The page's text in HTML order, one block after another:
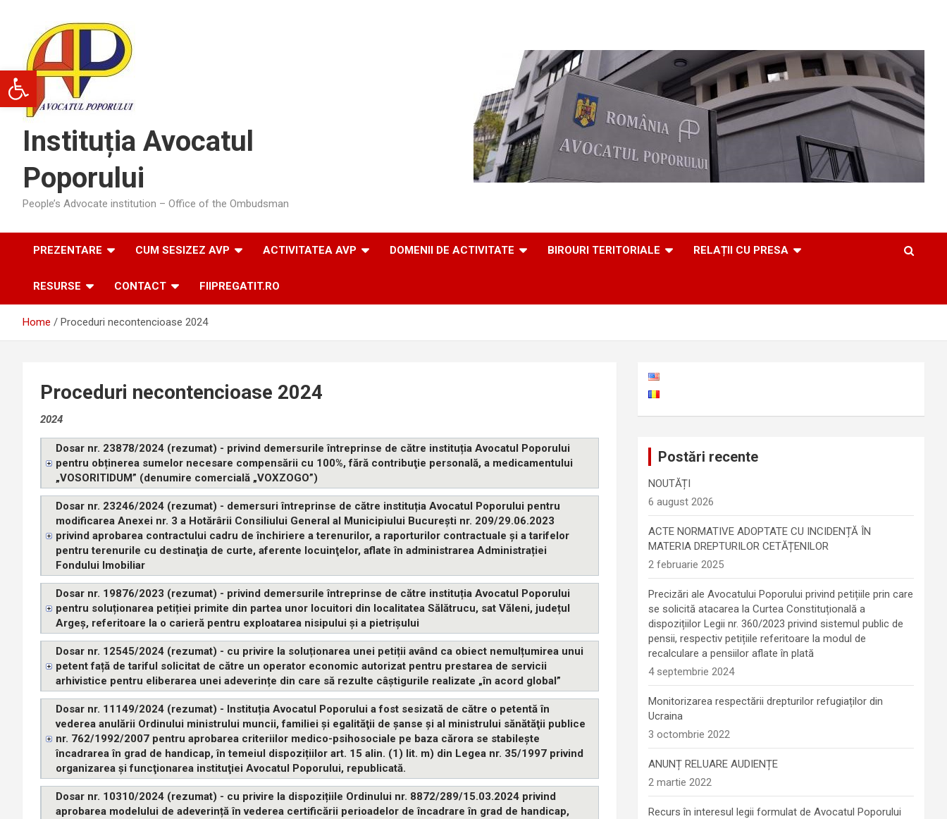
Deschide bara de unelte
Instituția Avocatul
Poporului
People’s Advocate institution – Office of the Ombudsman
PREZENTARE CUM SESIZEZ AVP ACTIVITATEA AVP DOMENII DE ACTIVITATE BIROURI TERITORIALE RELAȚII CU PRESA
RESURSE CONTACT FIIPREGATIT.RO
Home Proceduri necontencioase 2024
Proceduri necontencioase 2024
2024
Dosar nr. 23878/2024 (rezumat) - privind demersurile întreprinse de către instituția Avocatul Poporului
pentru obținerea sumelor necesare compensării cu 100%, fără contribuţie personală, a medicamentului
„VOSORITIDUM” (denumire comercială „VOXZOGO”)
Dosar nr. 23246/2024 (rezumat) - demersuri întreprinse de către instituția Avocatul Poporului pentru
modificarea Anexei nr. 3 a Hotărârii Consiliului General al Municipiului București nr. 209/29.06.2023
privind aprobarea contractului cadru de închiriere a terenurilor, a raporturilor contractuale şi a tarifelor
pentru terenurile cu destinaţia de curte, aferente locuinţelor, aflate în administrarea Administrației
Fondului Imobiliar
Dosar nr. 19876/2023 (rezumat) - privind demersurile întreprinse de către instituția Avocatul Poporului
pentru soluționarea petiției primite din partea unor locuitori din localitatea Sălătrucu, sat Văleni, județul
Argeș, referitoare la o carieră pentru exploatarea nisipului și a pietrișului
Dosar nr. 12545/2024 (rezumat) - cu privire la soluționarea unei petiții având ca obiect nemulțumirea unui
petent față de tariful solicitat de către un operator economic autorizat pentru prestarea de servicii
arhivistice pentru eliberarea unei adeverințe din care să rezulte câștigurile realizate „în acord global”
Dosar nr. 11149/2024 (rezumat) - Instituția Avocatul Poporului a fost sesizată de către o petentă în
vederea anulării Ordinului ministrului muncii, familiei şi egalităţii de șanse şi al ministrului sănătăţii publice
nr. 762/1992/2007 pentru aprobarea criteriilor medico-psihosociale pe baza cărora se stabileşte
încadrarea în grad de handicap, în temeiul dispozițiilor art. 15 alin. (1) lit. m) din Legea nr. 35/1997 privind
organizarea şi funcţionarea instituţiei Avocatul Poporului, republicată.
Dosar nr. 10310/2024 (rezumat) - cu privire la dispozițiile Ordinului nr. 8872/289/15.03.2024 privind
aprobarea modelului de adeverință în vederea certificării perioadelor de încadrare în grad de handicap,
Postări recente
NOUTĂȚI
6 august 2026
ACTE NORMATIVE ADOPTATE CU INCIDENȚĂ ÎN
MATERIA DREPTURILOR CETĂȚENILOR
2 februarie 2025
Precizări ale Avocatului Poporului privind petițiile prin care
se solicită atacarea la Curtea Constituțională a
dispozițiilor Legii nr. 360/2023 privind sistemul public de
pensii, respectiv petițiile referitoare la modul de
recalculare a pensiilor aflate în plată
4 septembrie 2024
Monitorizarea respectării drepturilor refugiaților din
Ucraina
3 octombrie 2022
ANUNȚ RELUARE AUDIENȚE
2 martie 2022
Recurs în interesul legii formulat de Avocatul Poporului